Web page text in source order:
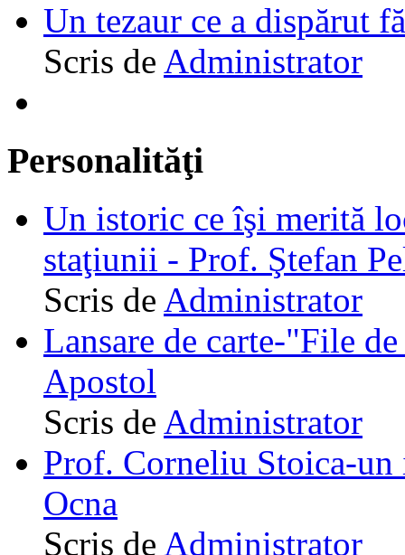
Un tezaur ce a dispărut
Scris de Administrator
Personalităţi
Un istoric ce îşi merită
staţiunii - Prof. Ştefan
Scris de Administrator
Lansare de carte-"File
Apostol
Scris de Administrator
Prof. Corneliu Stoica-
Ocna
Scris de Administrator